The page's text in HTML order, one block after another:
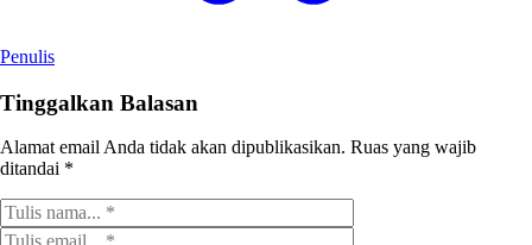
Penulis
Tinggalkan Balasan
Alamat email Anda tidak akan dipublikasikan. Ruas yang wajib
ditandai *